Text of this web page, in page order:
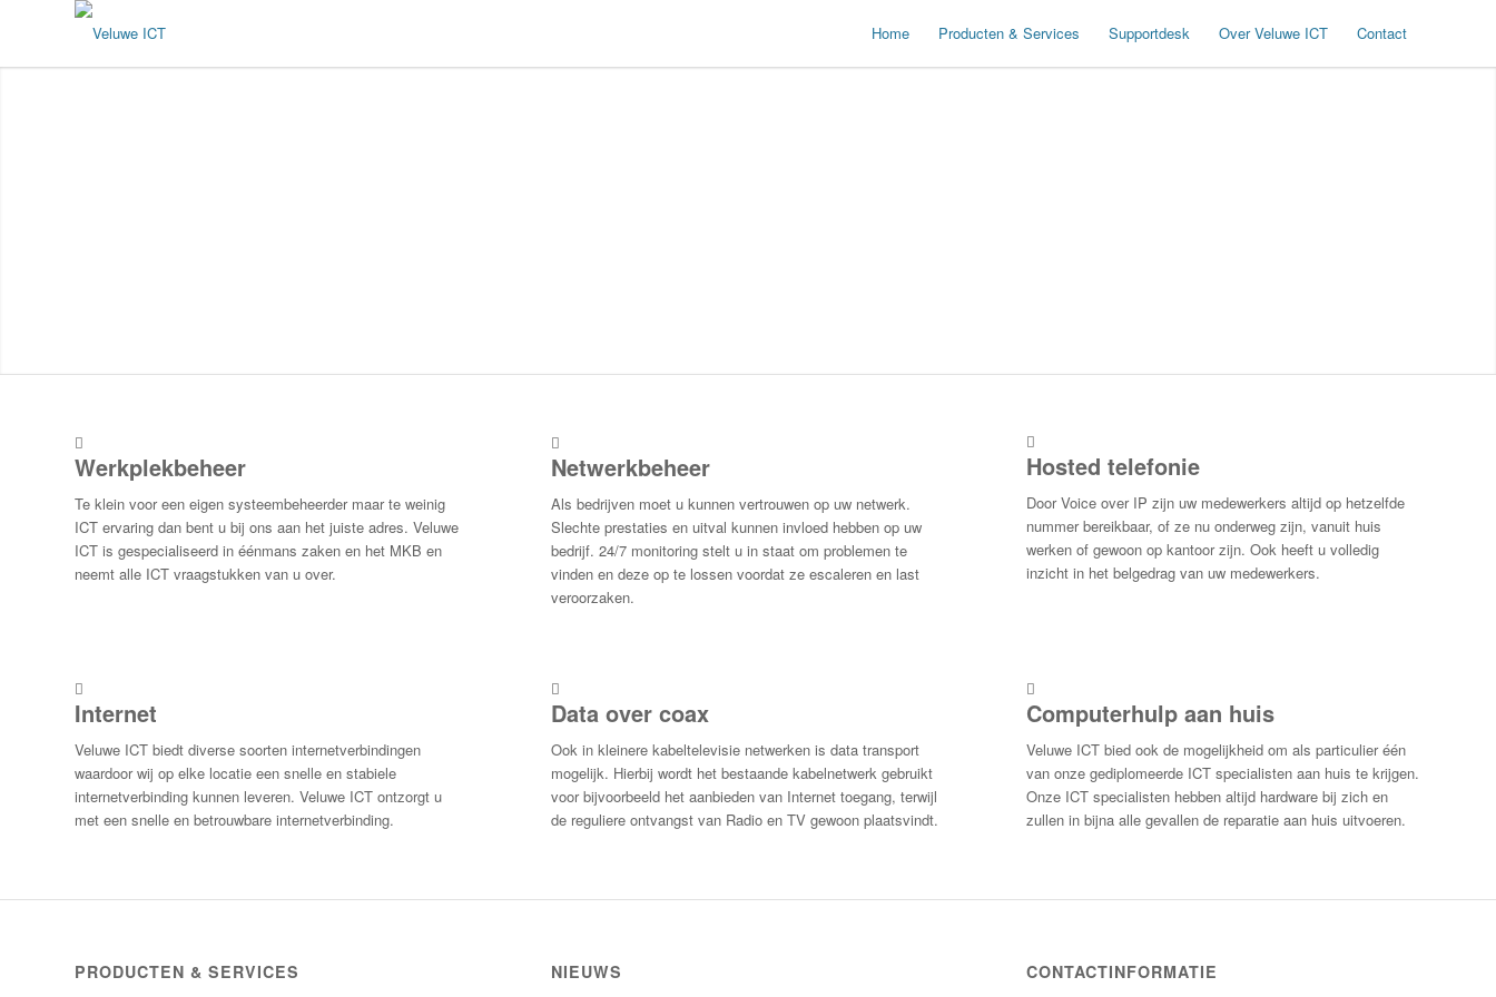
Home Producten & Services Supportdesk Over Veluwe ICT Contact
Werkplekbeheer
Te klein voor een eigen systeembeheerder maar te weinig
ICT ervaring dan bent u bij ons aan het juiste adres. Veluwe
ICT is gespecialiseerd in éénmans zaken en het MKB en
neemt alle ICT vraagstukken van u over.
Netwerkbeheer
Als bedrijven moet u kunnen vertrouwen op uw netwerk.
Slechte prestaties en uitval kunnen invloed hebben op uw
bedrijf. 24/7 monitoring stelt u in staat om problemen te
vinden en deze op te lossen voordat ze escaleren en last
veroorzaken.
Hosted telefonie
Door Voice over IP zijn uw medewerkers altijd op hetzelfde
nummer bereikbaar, of ze nu onderweg zijn, vanuit huis
werken of gewoon op kantoor zijn. Ook heeft u volledig
inzicht in het belgedrag van uw medewerkers.
Internet
Veluwe ICT biedt diverse soorten internetverbindingen
waardoor wij op elke locatie een snelle en stabiele
internetverbinding kunnen leveren. Veluwe ICT ontzorgt u
met een snelle en betrouwbare internetverbinding.
Data over coax
Ook in kleinere kabeltelevisie netwerken is data transport
mogelijk. Hierbij wordt het bestaande kabelnetwerk gebruikt
voor bijvoorbeeld het aanbieden van Internet toegang, terwijl
de reguliere ontvangst van Radio en TV gewoon plaatsvindt.
Computerhulp aan huis
Veluwe ICT bied ook de mogelijkheid om als particulier één
van onze gediplomeerde ICT specialisten aan huis te krijgen.
Onze ICT specialisten hebben altijd hardware bij zich en
zullen in bijna alle gevallen de reparatie aan huis uitvoeren.
PRODUCTEN & SERVICES NIEUWS CONTACTINFORMATIE